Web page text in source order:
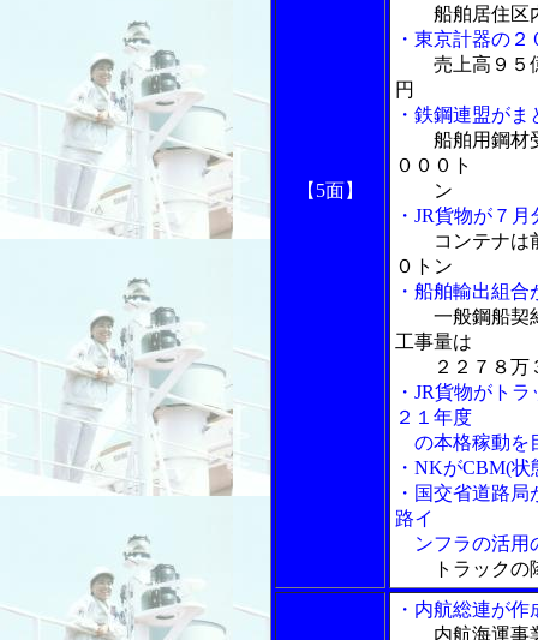
【5面】
船舶居住区
・東京計器の
売上高９５
円
・鉄鋼連盟が
船舶用鋼材
０００ト
ン
・JR貨物が７
コンテナは
０トン
・船舶輸出組
一般鋼船契
工事量は
２２７８万
・JR貨物がト
２１年度
の本格稼動を
・NKがCBM(
・国交省道路
路イ
ンフラの活用
トラック
・内航総連が
内航海運事